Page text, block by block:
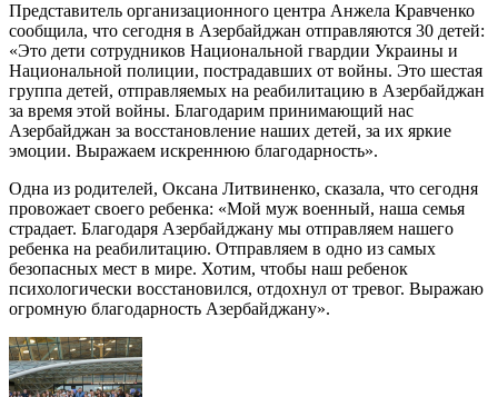
Представитель организационного центра Анжела Кравченко
сообщила, что сегодня в Азербайджан отправляются 30 детей:
«Это дети сотрудников Национальной гвардии Украины и
Национальной полиции, пострадавших от войны. Это шестая
группа детей, отправляемых на реабилитацию в Азербайджан
за время этой войны. Благодарим принимающий нас
Азербайджан за восстановление наших детей, за их яркие
эмоции. Выражаем искреннюю благодарность».
Одна из родителей, Оксана Литвиненко, сказала, что сегодня
провожает своего ребенка: «Мой муж военный, наша семья
страдает. Благодаря Азербайджану мы отправляем нашего
ребенка на реабилитацию. Отправляем в одно из самых
безопасных мест в мире. Хотим, чтобы наш ребенок
психологически восстановился, отдохнул от тревог. Выражаю
огромную благодарность Азербайджану».